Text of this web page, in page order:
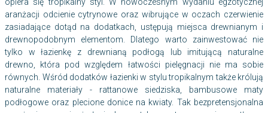
opiera się tropikalny styl. W nowoczesnym wydaniu egzotycznej
aranżacji odcienie cytrynowe oraz wibrujące w oczach czerwienie
zasiadające dotąd na dodatkach, ustępują miejsca drewnianym i
drewnopodobnym elementom. Dlatego warto zainwestować nie
tylko w łazienkę z drewnianą podłogą lub imitującą naturalne
drewno, która pod względem łatwości pielęgnacji nie ma sobie
równych. Wśród dodatków łazienki w stylu tropikalnym także królują
naturalne materiały - rattanowe siedziska, bambusowe maty
podłogowe oraz plecione donice na kwiaty. Tak bezpretensjonalna